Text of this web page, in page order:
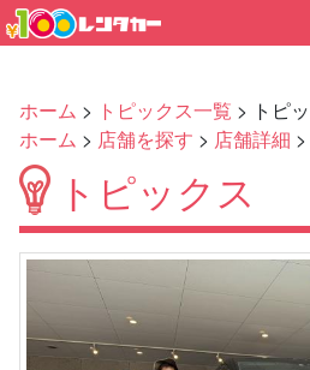
ホーム > トピックス一覧 > トピ
ホーム > 店舗を探す > 店舗詳細
トピックス